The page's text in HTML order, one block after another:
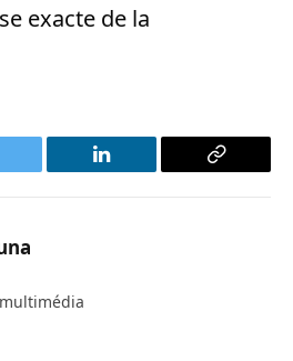
exacte de la
LinkedIn
Copy